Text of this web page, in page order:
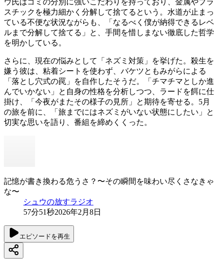
ウ氏はゴミの分別に強いこだわりを持っており、金属やプラ
スチックを極力細かく分解して捨てるという。水道が止まっ
ている不便な状況ながらも、「なるべく僕が納得できるレベ
ルまで分解して捨てる」と、手間を惜しまない徹底した哲学
を明かしている。
さらに、現在の悩みとして「ネズミ対策」を挙げた。殺生を
嫌う彼は、粘着シートを使わず、バケツともみがらによる
「落とし穴式の罠」を自作したそうだ。「チマチマとしか進
んでいかない」と自身の性格を分析しつつ、ラードを餌に仕
掛け、「今夜がまたその様子の見所」と期待を寄せる。5月
の旅を前に、「旅までにはネズミがいない状態にしたい」と
切実な思いを語り、番組を締めくくった。
記憶が書き換わる危うさ？〜その瞬間を味わい尽くさなきゃ
な〜
シュウの放すラジオ
57分51秒2026年2月8日
エピソードを再生